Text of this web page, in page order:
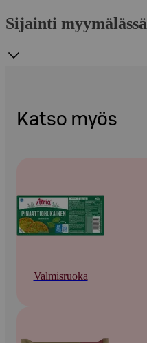
Sijainti myymälässä
Katso myös
Valmisruoka